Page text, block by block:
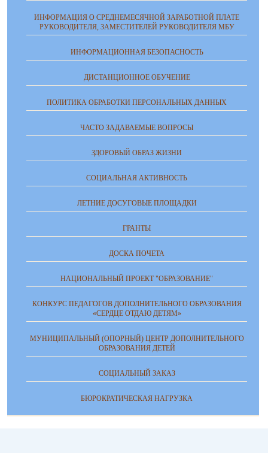
ИНФОРМАЦИЯ О СРЕДНЕМЕСЯЧНОЙ ЗАРАБОТНОЙ ПЛАТЕ
РУКОВОДИТЕЛЯ, ЗАМЕСТИТЕЛЕЙ РУКОВОДИТЕЛЯ МБУ
ИНФОРМАЦИОННАЯ БЕЗОПАСНОСТЬ
ДИСТАНЦИОННОЕ ОБУЧЕНИЕ
ПОЛИТИКА ОБРАБОТКИ ПЕРСОНАЛЬНЫХ ДАННЫХ
ЧАСТО ЗАДАВАЕМЫЕ ВОПРОСЫ
ЗДОРОВЫЙ ОБРАЗ ЖИЗНИ
СОЦИАЛЬНАЯ АКТИВНОСТЬ
ЛЕТНИЕ ДОСУГОВЫЕ ПЛОЩАДКИ
ГРАНТЫ
ДОСКА ПОЧЕТА
НАЦИОНАЛЬНЫЙ ПРОЕКТ "ОБРАЗОВАНИЕ"
КОНКУРС ПЕДАГОГОВ ДОПОЛНИТЕЛЬНОГО ОБРАЗОВАНИЯ
«СЕРДЦЕ ОТДАЮ ДЕТЯМ»
МУНИЦИПАЛЬНЫЙ (ОПОРНЫЙ) ЦЕНТР ДОПОЛНИТЕЛЬНОГО
ОБРАЗОВАНИЯ ДЕТЕЙ
СОЦИАЛЬНЫЙ ЗАКАЗ
БЮРОКРАТИЧЕСКАЯ НАГРУЗКА